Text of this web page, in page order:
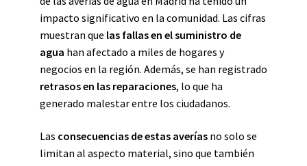
impacto significativo en la comunidad. Las cifras
muestran que las fallas en el suministro de
agua han afectado a miles de hogares y
negocios en la región. Además, se han registrado
retrasos en las reparaciones, lo que ha
generado malestar entre los ciudadanos.
Las consecuencias de estas averías no solo se
limitan al aspecto material, sino que también